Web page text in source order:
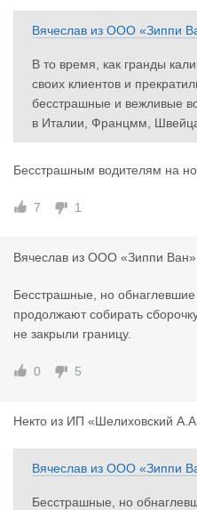
Вячеслав из ООО «Зиппи
В то время, как гранды
своих клиентов и
бесстрашные и вежливые
в Италии, Францмм,
Бесстрашным водителям на
7 1
Вячеслав из ООО «Зиппи Ван»
Бесстрашные, но
продолжают собирать
не закрыли границу.
0 5
Некто из ИП «Шелиховский
Вячеслав из ООО «Зиппи
Бесстрашные, но